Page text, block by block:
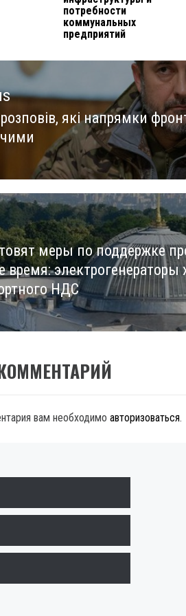
потребности
коммунальных
предприятий
які напрямки
меры по поддержке
время: электрогенераторы
НДС
вам необходимо авторизоваться.